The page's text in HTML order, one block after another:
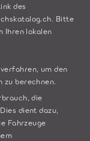
des
. Bitte
Ihren lokalen
um den
zu berechnen.
die
dient dazu,
Fahrzeuge